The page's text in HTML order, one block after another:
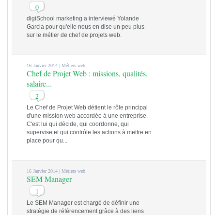
0
digiSchool marketing a interviewé Yolande
Garcia pour qu'elle nous en dise un peu plus
sur le métier de chef de projets web.
16 Janvier 2014 |Métiers web
Chef de Projet Web : missions, qualités,
salaire...
2
Le Chef de Projet Web détient le rôle principal
d'une mission web accordée à une entreprise.
C'est lui qui décide, qui coordonne, qui
supervise et qui contrôle les actions à mettre en
place pour qu...
16 Janvier 2014 |Métiers web
SEM Manager
1
Le SEM Manager est chargé de définir une
stratégie de référencement grâce à des liens